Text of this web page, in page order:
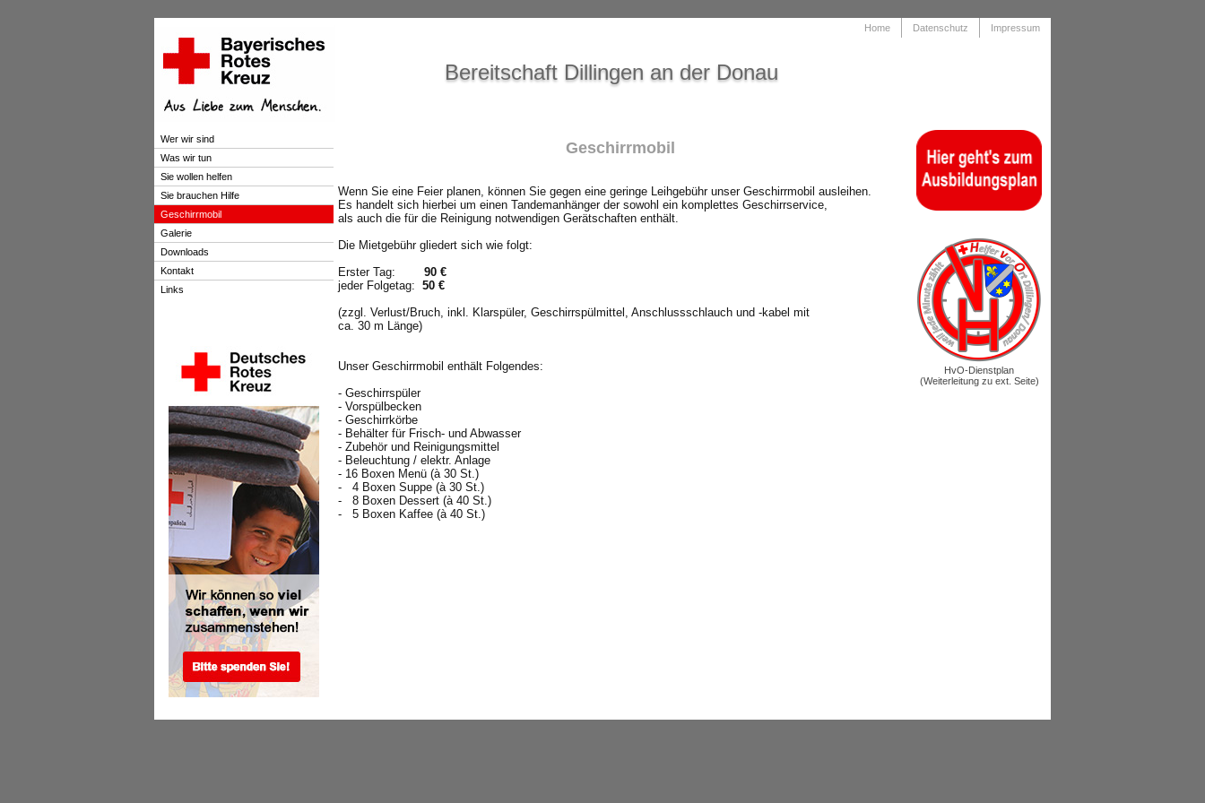
Bereitschaft Dillingen an der Donau
Home Datenschutz Impressum
Wer wir sind
Was wir tun
Sie wollen helfen
Sie brauchen Hilfe
Geschirrmobil
Galerie
Downloads
Kontakt
Links
Geschirrmobil
Wenn Sie eine Feier planen, können Sie gegen eine geringe Leihgebühr unser Geschirrmobil ausleihen.
Es handelt sich hierbei um einen Tandemanhänger der sowohl ein komplettes Geschirrservice,
als auch die für die Reinigung notwendigen Gerätschaften enthält.
Die Mietgebühr gliedert sich wie folgt:
Erster Tag: 90 €
jeder Folgetag: 50 €
(zzgl. Verlust/Bruch, inkl. Klarspüler, Geschirrspülmittel, Anschlussschlauch und -kabel mit
ca. 30 m Länge)
Unser Geschirrmobil enthält Folgendes:
- Geschirrspüler
- Vorspülbecken
- Geschirrkörbe
- Behälter für Frisch- und Abwasser
- Zubehör und Reinigungsmittel
- Beleuchtung / elektr. Anlage
- 16 Boxen Menü (à 30 St.)
- 4 Boxen Suppe (à 30 St.)
- 8 Boxen Dessert (à 40 St.)
- 5 Boxen Kaffee (à 40 St.)
HvO-Dienstplan
(Weiterleitung zu ext. Seite)